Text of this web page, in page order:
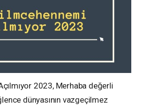
2023, Merhaba değerli
dünyasının vazgeçilmez